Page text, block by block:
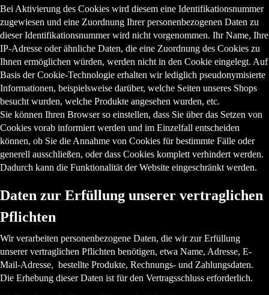
Bei Aktivierung des Cookies wird diesem eine Identifikationsnummer
zugewiesen und eine Zuordnung Ihrer personenbezogenen Daten zu
dieser Identifikationsnummer wird nicht vorgenommen. Ihr Name, Ihre
IP-Adresse oder ähnliche Daten, die eine Zuordnung des Cookies zu
Ihnen ermöglichen würden, werden nicht in den Cookie eingelegt. Auf
Basis der Cookie-Technologie erhalten wir lediglich pseudonymisierte
Informationen, beispielsweise darüber, welche Seiten unseres Shops
besucht wurden, welche Produkte angesehen wurden, etc.
Sie können Ihren Browser so einstellen, dass Sie über das Setzen von
Cookies vorab informiert werden und im Einzelfall entscheiden
können, ob Sie die Annahme von Cookies für bestimmte Fälle oder
generell ausschließen, oder dass Cookies komplett verhindert werden.
Dadurch kann die Funktionalität der Website eingeschränkt werden.
Daten zur Erfüllung unserer vertraglichen
Pflichten
Wir verarbeiten personenbezogene Daten, die wir zur Erfüllung
unserer vertraglichen Pflichten benötigen, etwa Name, Adresse, E-
Mail-Adresse, bestellte Produkte, Rechnungs- und Zahlungsdaten.
Die Erhebung dieser Daten ist für den Vertragsschluss erforderlich.